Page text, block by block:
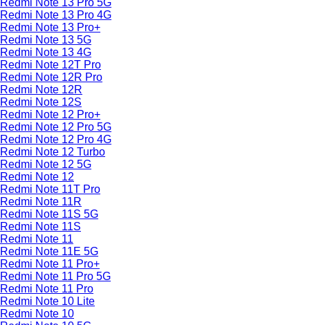
Redmi Note 13 Pro 5G
Redmi Note 13 Pro 4G
Redmi Note 13 Pro+
Redmi Note 13 5G
Redmi Note 13 4G
Redmi Note 12T Pro
Redmi Note 12R Pro
Redmi Note 12R
Redmi Note 12S
Redmi Note 12 Pro+
Redmi Note 12 Pro 5G
Redmi Note 12 Pro 4G
Redmi Note 12 Turbo
Redmi Note 12 5G
Redmi Note 12
Redmi Note 11T Pro
Redmi Note 11R
Redmi Note 11S 5G
Redmi Note 11S
Redmi Note 11
Redmi Note 11E 5G
Redmi Note 11 Pro+
Redmi Note 11 Pro 5G
Redmi Note 11 Pro
Redmi Note 10 Lite
Redmi Note 10